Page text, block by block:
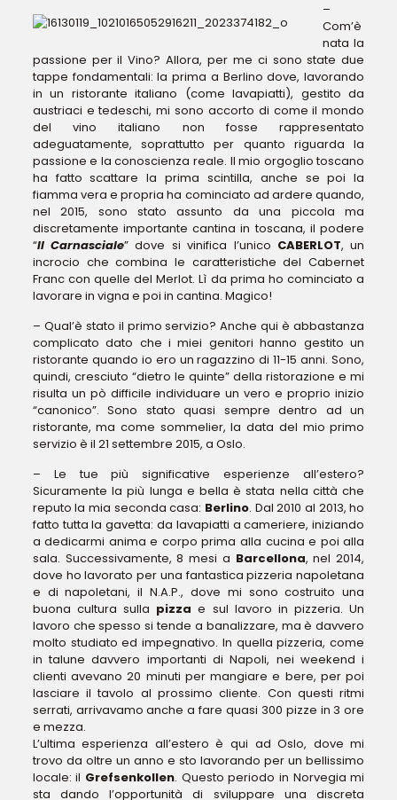
–
Com’è
nata la
passione per il Vino? Allora, per me ci sono state due
tappe fondamentali: la prima a Berlino dove, lavorando
in un ristorante italiano (come lavapiatti), gestito da
austriaci e tedeschi, mi sono accorto di come il mondo
del vino italiano non fosse rappresentato
adeguatamente, soprattutto per quanto riguarda la
passione e la conoscienza reale. Il mio orgoglio toscano
ha fatto scattare la prima scintilla, anche se poi la
fiamma vera e propria ha cominciato ad ardere quando,
nel 2015, sono stato assunto da una piccola ma
discretamente importante cantina in toscana, il podere
“Il Carnasciale” dove si vinifica l’unico CABERLOT, un
incrocio che combina le caratteristiche del Cabernet
Franc con quelle del Merlot. Lì da prima ho cominciato a
lavorare in vigna e poi in cantina. Magico!
– Qual’è stato il primo servizio? Anche qui è abbastanza
complicato dato che i miei genitori hanno gestito un
ristorante quando io ero un ragazzino di 11-15 anni. Sono,
quindi, cresciuto “dietro le quinte” della ristorazione e mi
risulta un pò difficile individuare un vero e proprio inizio
“canonico”. Sono stato quasi sempre dentro ad un
ristorante, ma come sommelier, la data del mio primo
servizio è il 21 settembre 2015, a Oslo.
– Le tue più significative esperienze all’estero?
Sicuramente la più lunga e bella è stata nella città che
reputo la mia seconda casa: Berlino. Dal 2010 al 2013, ho
fatto tutta la gavetta: da lavapiatti a cameriere, iniziando
a dedicarmi anima e corpo prima alla cucina e poi alla
sala. Successivamente, 8 mesi a Barcellona, nel 2014,
dove ho lavorato per una fantastica pizzeria napoletana
e di napoletani, il N.A.P., dove mi sono costruito una
buona cultura sulla pizza e sul lavoro in pizzeria. Un
lavoro che spesso si tende a banalizzare, ma è davvero
molto studiato ed impegnativo. In quella pizzeria, come
in talune davvero importanti di Napoli, nei weekend i
clienti avevano 20 minuti per mangiare e bere, per poi
lasciare il tavolo al prossimo cliente. Con questi ritmi
serrati, arrivavamo anche a fare quasi 300 pizze in 3 ore
e mezza.
L’ultima esperienza all’estero è qui ad Oslo, dove mi
trovo da oltre un anno e sto lavorando per un bellissimo
locale: il Grefsenkollen. Questo periodo in Norvegia mi
sta dando l’opportunità di sviluppare una discreta